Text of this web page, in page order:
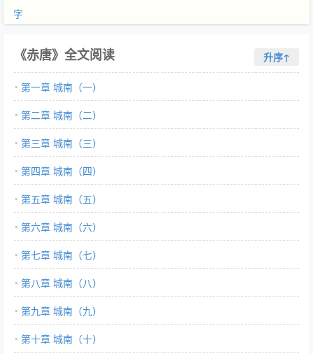
字
《赤唐》全文阅读 升序↑
第一章 城南（一）
第二章 城南（二）
第三章 城南（三）
第四章 城南（四）
第五章 城南（五）
第六章 城南（六）
第七章 城南（七）
第八章 城南（八）
第九章 城南（九）
第十章 城南（十）